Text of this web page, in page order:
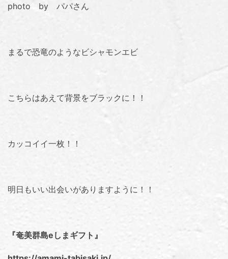
photo by パパさん
まるで恐竜のようなビシャモンエビ
こちらはあえて背景をブラックに！！
カッコイイ一枚！！
明日もいい出会いがありますように！！
『奄美群島eしまギフト』